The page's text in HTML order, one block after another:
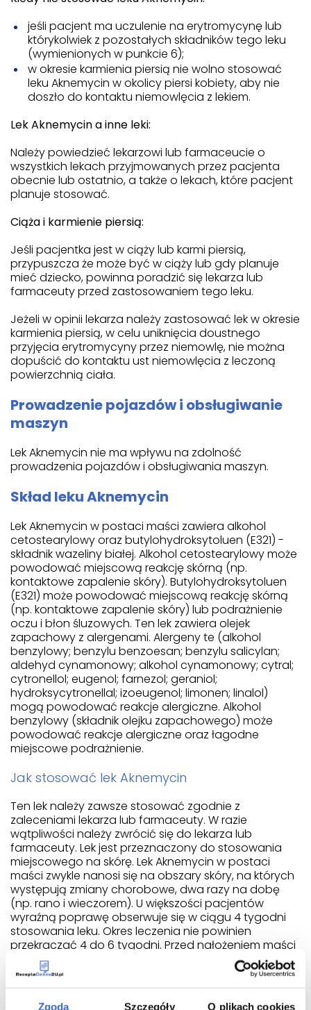
Zgoda Szczegóły O plikach cookies
jeśli pacjent ma uczulenie na erytromycynę lub
którykolwiek z pozostałych składników tego leku
(wymienionych w punkcie 6);
w okresie karmienia piersią nie wolno stosować
leku Aknemycin w okolicy piersi kobiety, aby nie
doszło do kontaktu niemowlęcia z lekiem.
Lek Aknemycin a inne leki:
Należy powiedzieć lekarzowi lub farmaceucie o
wszystkich lekach przyjmowanych przez pacjenta
obecnie lub ostatnio, a także o lekach, które pacjent
planuje stosować.
Ciąża i karmienie piersią:
Jeśli pacjentka jest w ciąży lub karmi piersią,
przypuszcza że może być w ciąży lub gdy planuje
mieć dziecko, powinna poradzić się lekarza lub
farmaceuty przed zastosowaniem tego leku.
Jeżeli w opinii lekarza należy zastosować lek w okresie
karmienia piersią, w celu uniknięcia doustnego
przyjęcia erytromycyny przez niemowlę, nie można
dopuścić do kontaktu ust niemowlęcia z leczoną
powierzchnią ciała.
Prowadzenie pojazdów i obsługiwanie
maszyn
Lek Aknemycin nie ma wpływu na zdolność
prowadzenia pojazdów i obsługiwania maszyn.
Skład leku Aknemycin
Lek Aknemycin w postaci maści zawiera alkohol
cetostearylowy oraz butylohydroksytoluen (E321) -
składnik wazeliny białej. Alkohol cetostearylowy może
powodować miejscową reakcję skórną (np.
kontaktowe zapalenie skóry). Butylohydroksytoluen
(E321) może powodować miejscową reakcję skórną
(np. kontaktowe zapalenie skóry) lub podrażnienie
oczu i błon śluzowych. Ten lek zawiera olejek
zapachowy z alergenami. Alergeny te (alkohol
benzylowy; benzylu benzoesan; benzylu salicylan;
aldehyd cynamonowy; alkohol cynamonowy; cytral;
cytronellol; eugenol; farnezol; geraniol;
hydroksycytronellal; izoeugenol; limonen; linalol)
mogą powodować reakcje alergiczne. Alkohol
benzylowy (składnik olejku zapachowego) może
powodować reakcje alergiczne oraz łagodne
miejscowe podrażnienie.
Jak stosować lek Aknemycin
Ten lek należy zawsze stosować zgodnie z
zaleceniami lekarza lub farmaceuty. W razie
wątpliwości należy zwrócić się do lekarza lub
farmaceuty. Lek jest przeznaczony do stosowania
miejscowego na skórę. Lek Aknemycin w postaci
maści zwykle nanosi się na obszary skóry, na których
występują zmiany chorobowe, dwa razy na dobę
(np. rano i wieczorem). U większości pacjentów
wyraźną poprawę obserwuje się w ciągu 4 tygodni
stosowania leku. Okres leczenia nie powinien
przekraczać 4 do 6 tygodni. Przed nałożeniem maści
należy:
Zmyć skórę letnią wodą w celu usunięcia
pozostałości poprzedniej dawki maści.